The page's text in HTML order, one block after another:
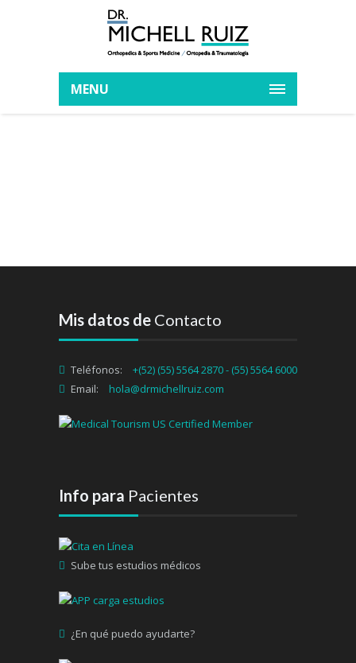
MENU
Mis datos de Contacto
Teléfonos:
+(52) (55) 5564 2870 - (55) 5564 6000
Email:
hola@drmichellruiz.com
Info para Pacientes
Sube tus estudios médicos
¿En qué puedo ayudarte?